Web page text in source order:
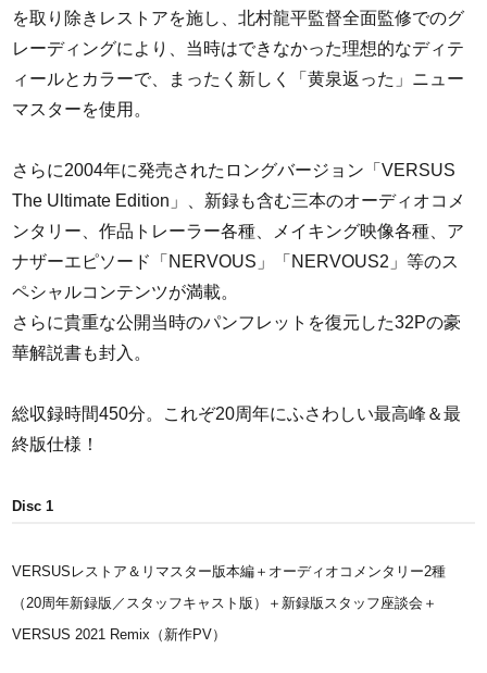
を取り除きレストアを施し、北村龍平監督全面監修でのグ
レーディングにより、当時はできなかった理想的なディテ
ィールとカラーで、まったく新しく「黄泉返った」ニュー
マスターを使用。
さらに2004年に発売されたロングバージョン「VERSUS
The Ultimate Edition」、新録も含む三本のオーディオコメ
ンタリー、作品トレーラー各種、メイキング映像各種、ア
ナザーエピソード「NERVOUS」「NERVOUS2」等のス
ペシャルコンテンツが満載。
さらに貴重な公開当時のパンフレットを復元した32Pの豪
華解説書も封入。
総収録時間450分。これぞ20周年にふさわしい最高峰＆最
終版仕様！
Disc 1
VERSUSレストア＆リマスター版本編＋オーディオコメンタリー2種
（20周年新録版／スタッフキャスト版）＋新録版スタッフ座談会＋
VERSUS 2021 Remix（新作PV）